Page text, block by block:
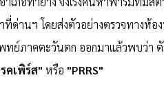
ที่ด่านฯ โดยส่งตัวอย่างตรวจทาง
ย์ภาคตะวันตก ออกมาแล้วพบว่า
คเพิร์ส" หรือ "PRRS"